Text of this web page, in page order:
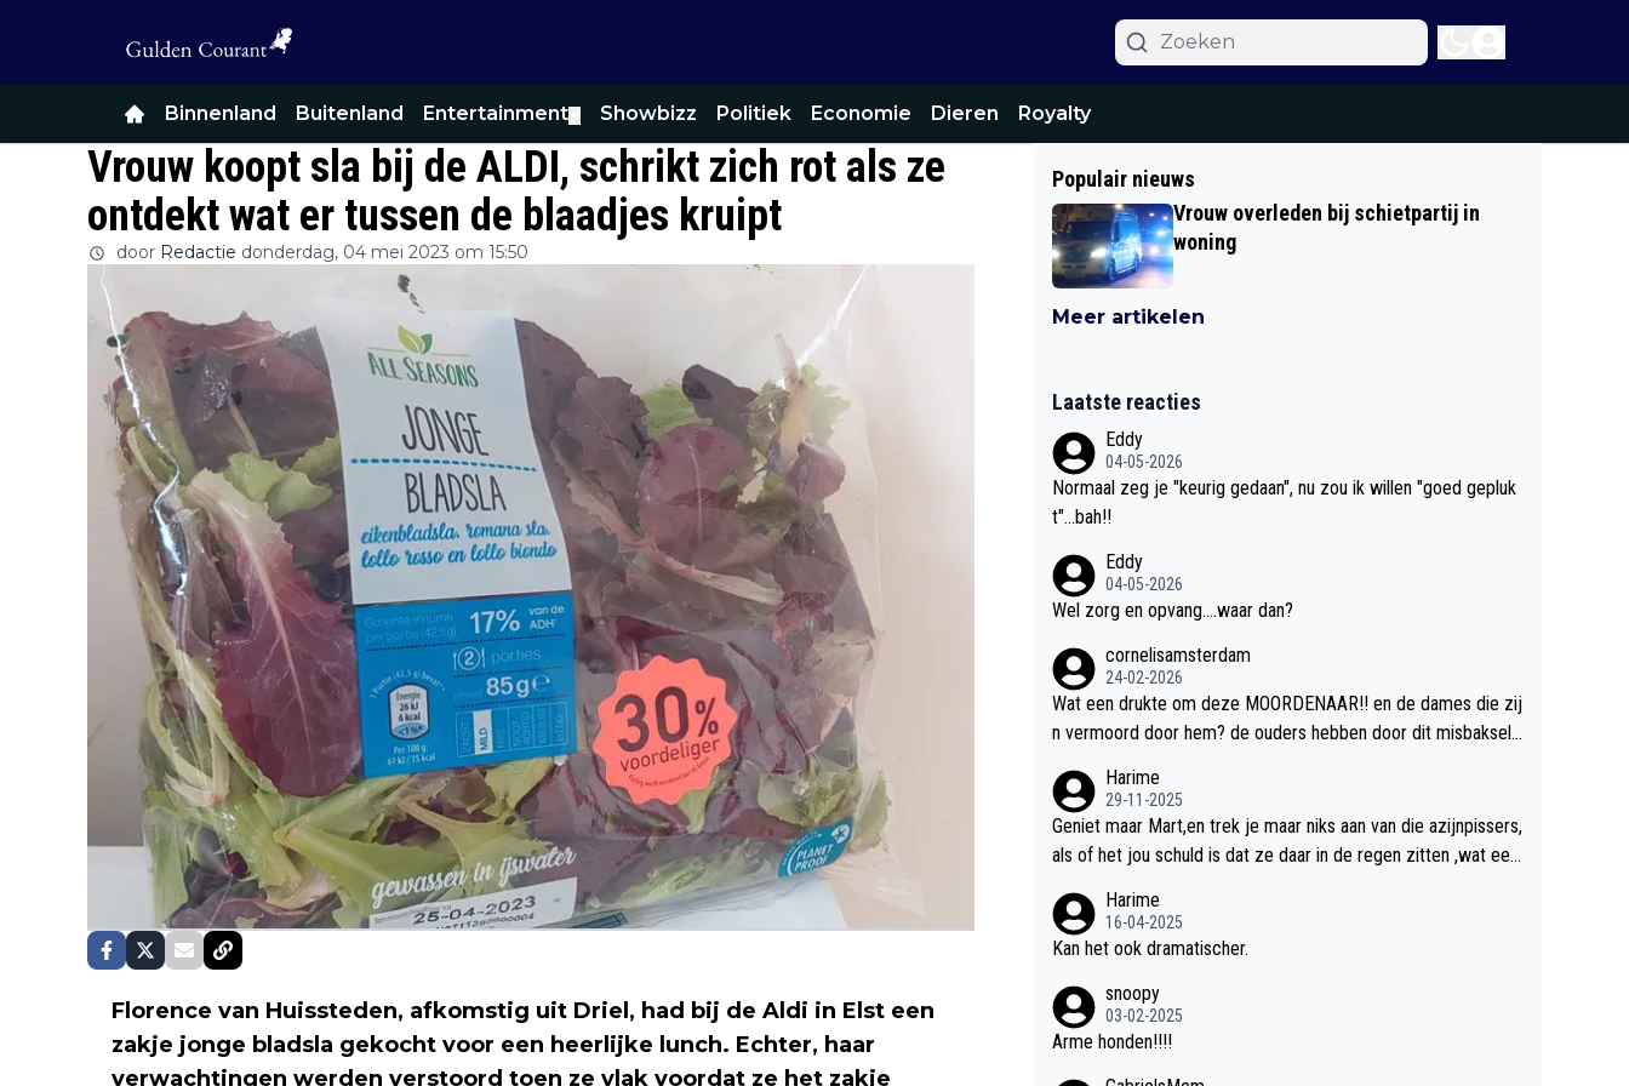
Binnenland Buitenland Entertainment Showbizz Politiek Economie Dieren Royalty
Vrouw koopt sla bij de ALDI, schrikt zich rot als ze
ontdekt wat er tussen de blaadjes kruipt
door Redactie donderdag, 04 mei 2023 om 15:50
Florence van Huissteden, afkomstig uit Driel, had bij de Aldi in Elst een
zakje jonge bladsla gekocht voor een heerlijke lunch. Echter, haar
verwachtingen werden verstoord toen ze vlak voordat ze het zakje
Populair nieuws
Vrouw overleden bij schietpartij in
woning
Meer artikelen
Laatste reacties
Eddy
04-05-2026
Normaal zeg je "keurig gedaan", nu zou ik willen "goed gepluk
t"...bah!!
Eddy
04-05-2026
Wel zorg en opvang....waar dan?
cornelisamsterdam
24-02-2026
Wat een drukte om deze MOORDENAAR!! en de dames die zij
n vermoord door hem? de ouders hebben door dit misbaksel l
pgelost!!
Harime
29-11-2025
Geniet maar Mart,en trek je maar niks aan van die azijnpissers,
als of het jou schuld is dat ze daar in de regen zitten ,wat een
Harime
16-04-2025
Kan het ook dramatischer.
snoopy
03-02-2025
Arme honden!!!!